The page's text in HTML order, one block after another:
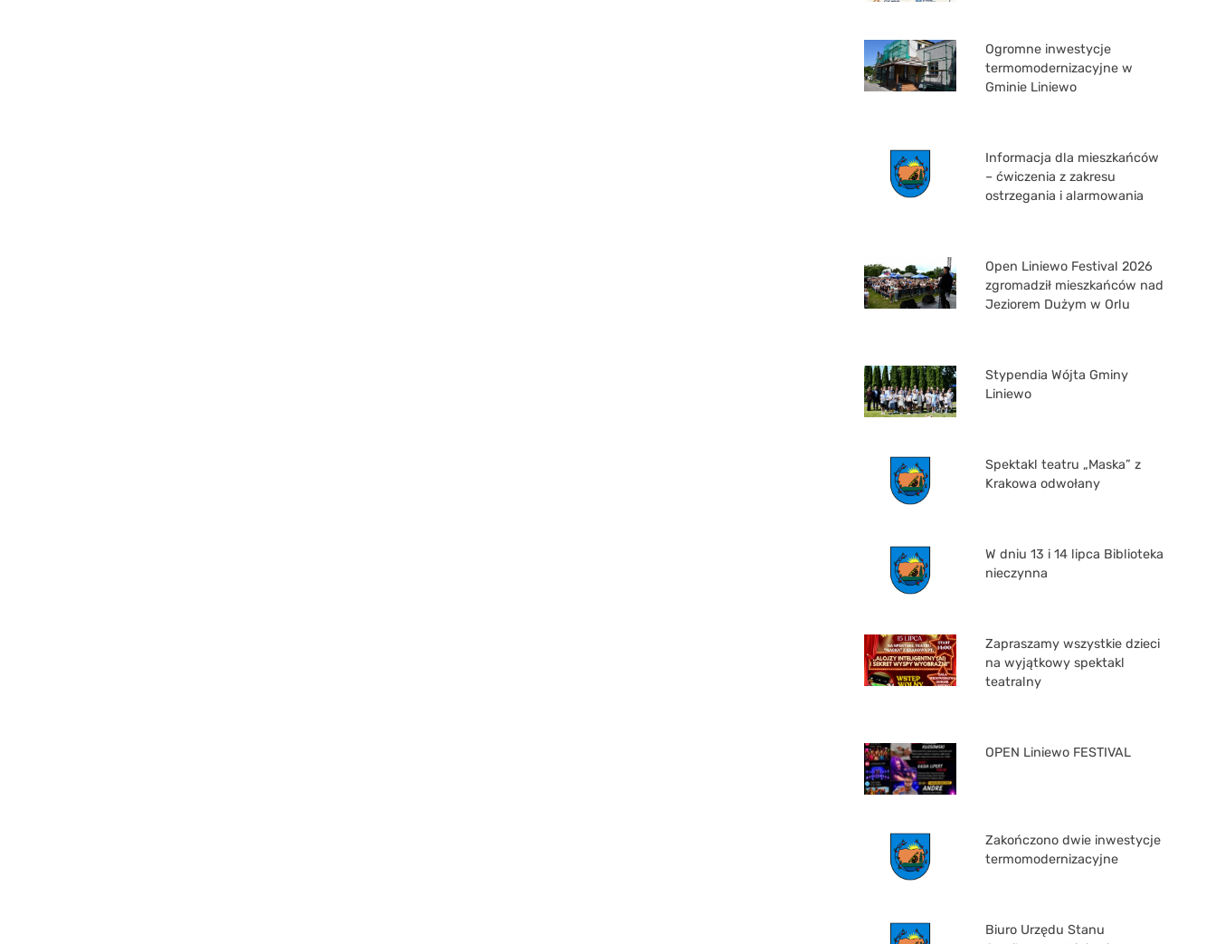
Ogromne inwestycje
termomodernizacyjne w
Gminie Liniewo
Informacja dla mieszkańców
– ćwiczenia z zakresu
ostrzegania i alarmowania
Open Liniewo Festival 2026
zgromadził mieszkańców nad
Jeziorem Dużym w Orlu
Stypendia Wójta Gminy
Liniewo
Spektakl teatru „Maska” z
Krakowa odwołany
W dniu 13 i 14 lipca Biblioteka
nieczynna
Zapraszamy wszystkie dzieci
na wyjątkowy spektakl
teatralny
OPEN Liniewo FESTIVAL
Zakończono dwie inwestycje
termomodernizacyjne
Biuro Urzędu Stanu